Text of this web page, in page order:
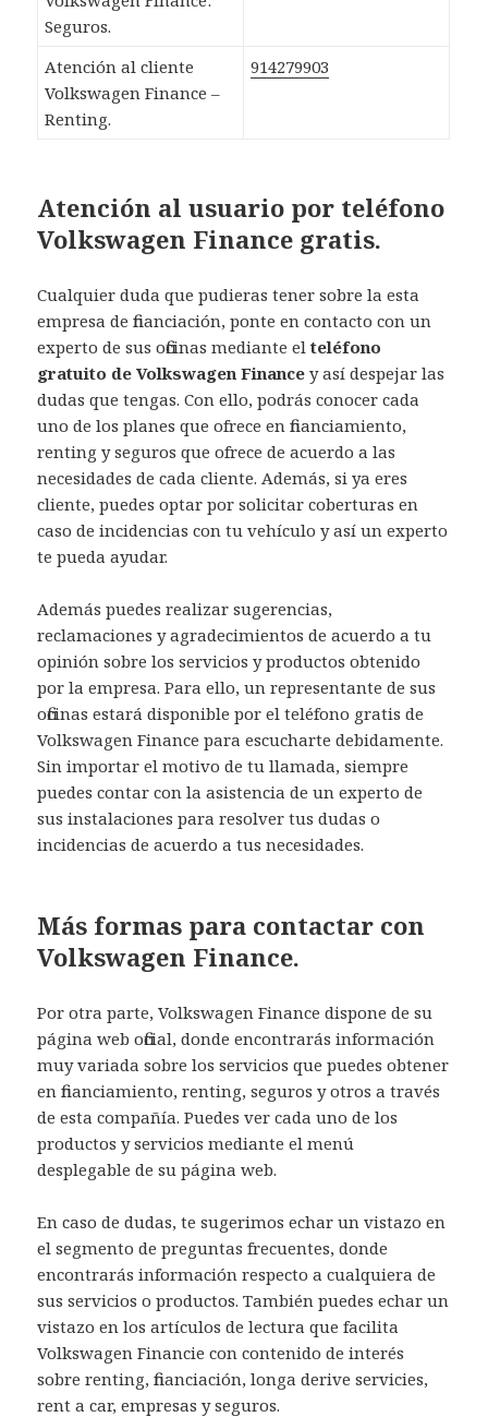
Seguros.
Atención al cliente
Volkswagen Finance –
Renting.
914279903
Atención al usuario por teléfono
Volkswagen Finance gratis.
Cualquier duda que pudieras tener sobre la esta
empresa de financiación, ponte en contacto con un
experto de sus oficinas mediante elteléfono
gratuito de Volkswagen Finance y así despejar las
dudas que tengas. Con ello, podrás conocer cada
uno de los planes que ofrece en financiamiento,
renting y seguros que ofrece de acuerdo a las
necesidades de cada cliente. Además, si ya eres
cliente, puedes optar por solicitar coberturas en
caso de incidencias con tu vehículo y así un experto
te pueda ayudar.
Además puedes realizar sugerencias,
reclamaciones y agradecimientos de acuerdo a tu
opinión sobre los servicios y productos obtenido
por la empresa. Para ello, un representante de sus
oficinas estará disponible por el teléfono gratis de
Volkswagen Finance para escucharte debidamente.
Sin importar el motivo de tu llamada, siempre
puedes contar con la asistencia de un experto de
sus instalaciones para resolver tus dudas o
incidencias de acuerdo a tus necesidades.
Más formas para contactar con
Volkswagen Finance.
Por otra parte, Volkswagen Finance dispone de su
página web oficial, donde encontrarás información
muy variada sobre los servicios que puedes obtener
en financiamiento, renting, seguros y otros a través
de esta compañía. Puedes ver cada uno de los
productos y servicios mediante el menú
desplegable de su página web.
En caso de dudas, te sugerimos echar un vistazo en
el segmento de preguntas frecuentes, donde
encontrarás información respecto a cualquiera de
sus servicios o productos. También puedes echar un
vistazo en los artículos de lectura que facilita
Volkswagen Financie con contenido de interés
sobre renting, financiación, longa derive servicies,
rent a car, empresas y seguros.